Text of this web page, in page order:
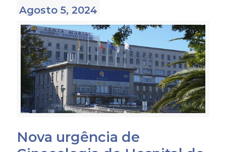
Agosto 5, 2024
Nova urgência de